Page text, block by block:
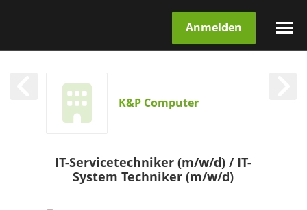
Anmelden
K&P Computer
IT-Servicetechniker (m/w/d) / IT-
System Techniker (m/w/d)